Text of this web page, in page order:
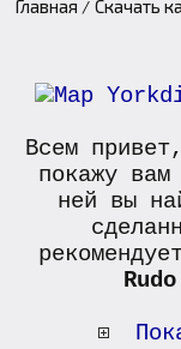
Главная Скачать
Всем
покажу
ней вы